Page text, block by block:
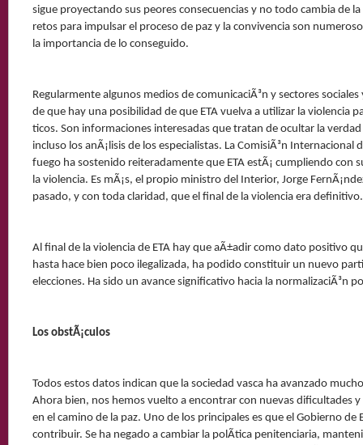
sigue proyectando sus peores consecuencias y no todo cambia de la
retos para impulsar el proceso de paz y la convivencia son
la importancia de lo conseguido.
Regularmente algunos medios de comunicaciÃ³n y sectores
de que hay una posibilidad de que ETA vuelva a utilizar la violencia
ticos. Son informaciones interesadas que tratan de ocultar la
incluso los anÃ¡lisis de los especialistas. La ComisiÃ³n Internacional
fuego ha sostenido reiteradamente que ETA estÃ¡ cumpliendo con
la violencia. Es mÃ¡s, el propio ministro del Interior, Jorge
pasado, y con toda claridad, que el final de la violencia era definitivo.
Al final de la violencia de ETA hay que aÃ±adir como dato positivo
hasta hace bien poco ilegalizada, ha podido constituir un nuevo
elecciones. Ha sido un avance significativo hacia la normalizaciÃ³n
Los obstÃ¡culos
Todos estos datos indican que la sociedad vasca ha avanzado
Ahora bien, nos hemos vuelto a encontrar con nuevas dificultades
en el camino de la paz. Uno de los principales es que el Gobierno de
contribuir. Se ha negado a cambiar la polÃ­tica penitenciaria,